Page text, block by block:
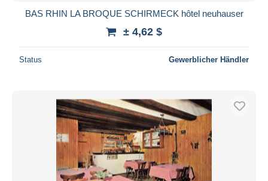
BAS RHIN LA BROQUE SCHIRMECK hôtel neuhauser
± 4,62 $
Status Gewerblicher Händler